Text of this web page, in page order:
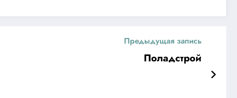
Предыдущая запись
Поладстрой